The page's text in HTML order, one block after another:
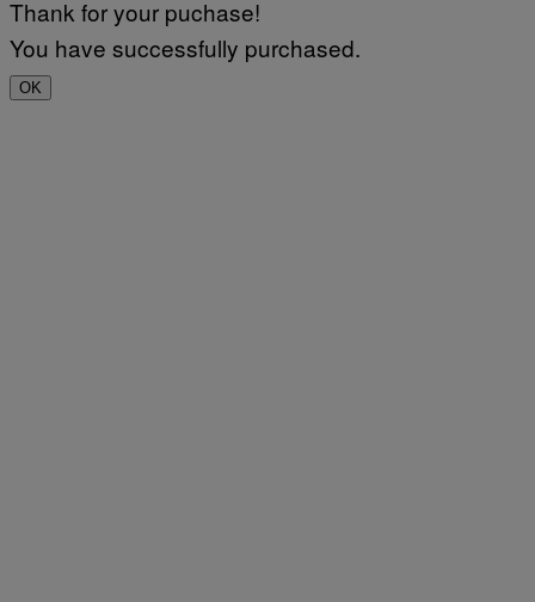
Thank for your puchase!
You have successfully purchased.
OK